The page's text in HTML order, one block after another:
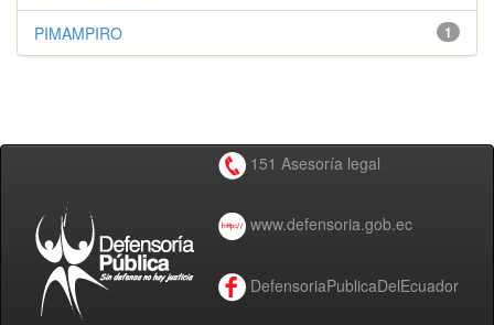
1
PIMAMPIRO
151 Asesoría legal
www.defensoria.gob.ec
DefensoriaPublicaDelEcuador